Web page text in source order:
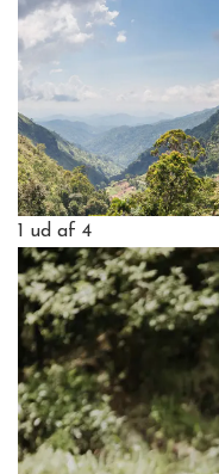
1 ud af 4